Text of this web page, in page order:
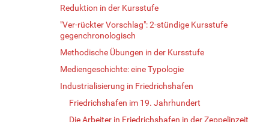
Reduktion in der Kursstufe
"Ver-rückter Vorschlag": 2-stündige Kursstufe
gegenchronologisch
Methodische Übungen in der Kursstufe
Mediengeschichte: eine Typologie
Industrialisierung in Friedrichshafen
Friedrichshafen im 19. Jahrhundert
Die Arbeiter in Friedrichshafen in der Zeppelinzeit